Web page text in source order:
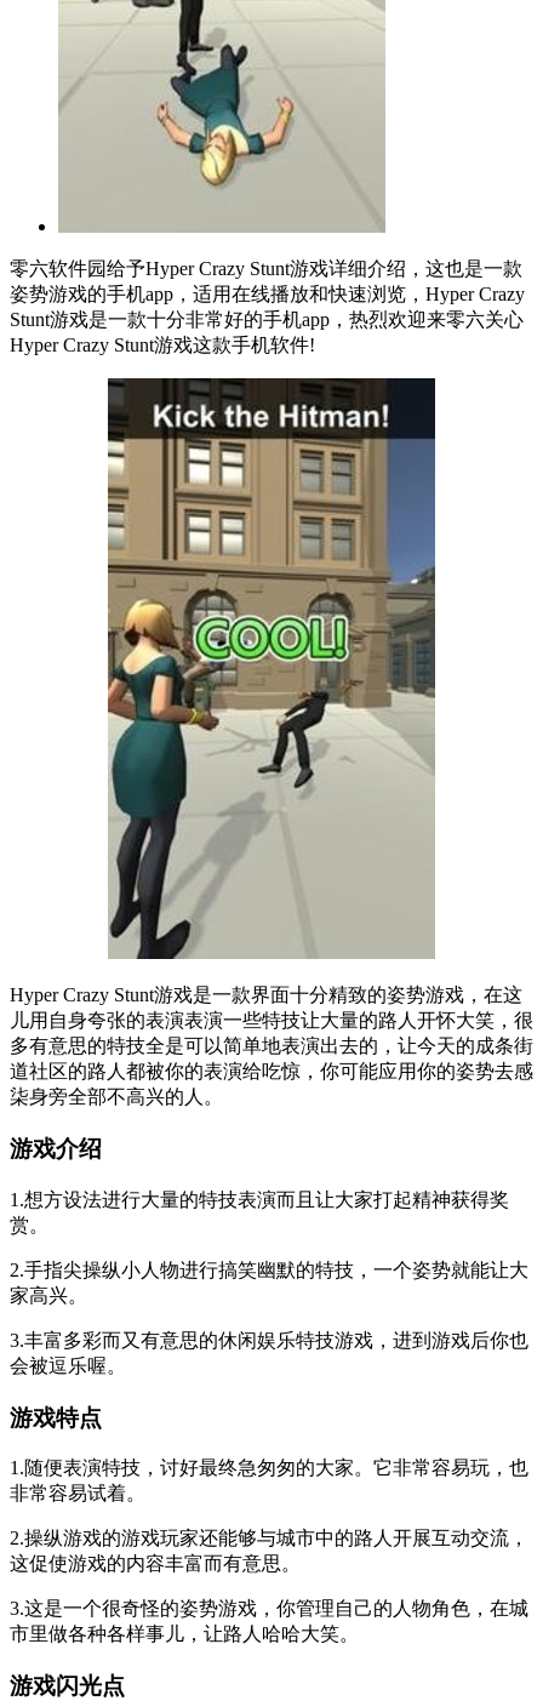
零六软件园给予Hyper Crazy Stunt游戏详细介绍，这也是一款
姿势游戏的手机app，适用在线播放和快速浏览，Hyper Crazy
Stunt游戏是一款十分非常好的手机app，热烈欢迎来零六关心
Hyper Crazy Stunt游戏这款手机软件!
Hyper Crazy Stunt游戏是一款界面十分精致的姿势游戏，在这
儿用自身夸张的表演表演一些特技让大量的路人开怀大笑，很
多有意思的特技全是可以简单地表演出去的，让今天的成条街
道社区的路人都被你的表演给吃惊，你可能应用你的姿势去感
柒身旁全部不高兴的人。
游戏介绍
1.想方设法进行大量的特技表演而且让大家打起精神获得奖
赏。
2.手指尖操纵小人物进行搞笑幽默的特技，一个姿势就能让大
家高兴。
3.丰富多彩而又有意思的休闲娱乐特技游戏，进到游戏后你也
会被逗乐喔。
游戏特点
1.随便表演特技，讨好最终急匆匆的大家。它非常容易玩，也
非常容易试着。
2.操纵游戏的游戏玩家还能够与城市中的路人开展互动交流，
这促使游戏的内容丰富而有意思。
3.这是一个很奇怪的姿势游戏，你管理自己的人物角色，在城
市里做各种各样事儿，让路人哈哈大笑。
游戏闪光点